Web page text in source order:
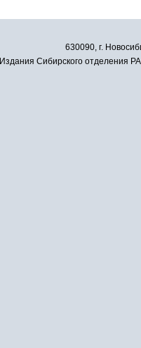
630090, г.
Издания Сибирского отделения